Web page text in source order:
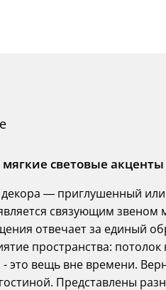
световые акценты
— приглушенный или
связующим
отвечает за единый
пространства:
это вещь вне времени.
Представлены